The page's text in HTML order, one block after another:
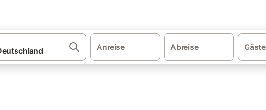
Anreise Abreise Gäste